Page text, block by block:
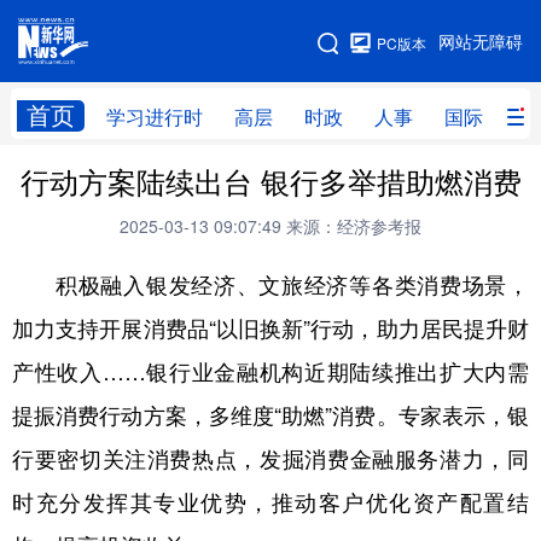
网站无障碍
PC版本
首页 学习进行时 高层 时政 人事 国际 财
网站地图
学习进行时 高层 时政 人事
财经 网评
台湾 思客智库 全球连线 教育
科技 科创 量子 体育
文化 书画 健康 军事
食品
行动方案陆续出台 银行多举措助燃消费
2025-03-13 09:07:49 来源：经济参考报
积极融入银发经济、文旅经济等各类消费场景，
加力支持开展消费品“以旧换新”行动，助力居民提升财
产性收入……银行业金融机构近期陆续推出扩大内需
提振消费行动方案，多维度“助燃”消费。专家表示，银
行要密切关注消费热点，发掘消费金融服务潜力，同
时充分发挥其专业优势，推动客户优化资产配置结